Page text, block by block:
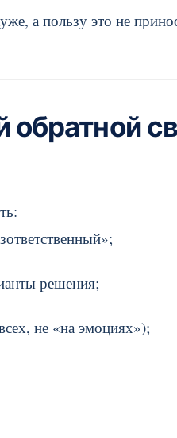
а пользу это не
решения;
не «на эмоциях»);